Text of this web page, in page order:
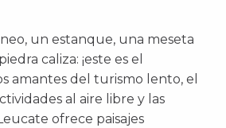
un estanque, una meseta
caliza: ¡este es el
amantes del turismo lento, el
al aire libre y las
ofrece paisajes